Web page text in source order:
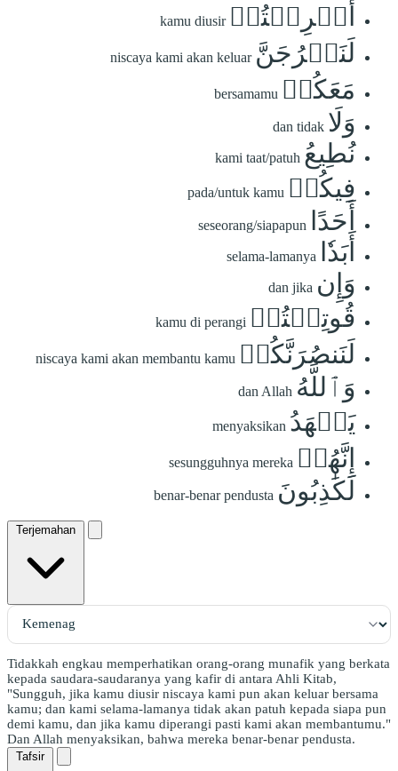
أُخۡرِجۡتُمۡ kamu diusir
لَنَخۡرُجَنَّ niscaya kami akan keluar
مَعَكُمۡ bersamamu
وَلَا dan tidak
نُطِيعُ kami taat/patuh
فِيكُمۡ pada/untuk kamu
أَحَدًا seseorang/siapapun
أَبَدٗا selama-lamanya
وَإِن dan jika
قُوتِلۡتُمۡ kamu di perangi
لَنَنصُرَنَّكُمۡ niscaya kami akan membantu kamu
وَٱللَّهُ dan Allah
يَشۡهَدُ menyaksikan
إِنَّهُمۡ sesungguhnya mereka
لَكَٰذِبُونَ benar-benar pendusta
Terjemahan
Tidakkah engkau memperhatikan orang-orang munafik yang berkata
kepada saudara-saudaranya yang kafir di antara Ahli Kitab,
"Sungguh, jika kamu diusir niscaya kami pun akan keluar bersama
kamu; dan kami selama-lamanya tidak akan patuh kepada siapa pun
demi kamu, dan jika kamu diperangi pasti kami akan membantumu."
Dan Allah menyaksikan, bahwa mereka benar-benar pendusta.
Tafsir